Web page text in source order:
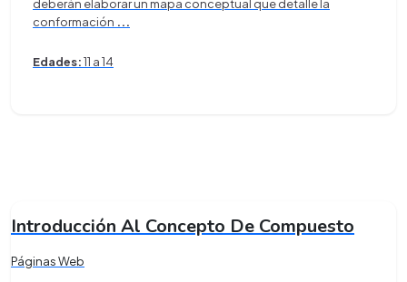
deberán elaborar un mapa conceptual que detalle la
conformación ...
Edades:11 a 14
Introducción Al Concepto De Compuesto
Páginas Web